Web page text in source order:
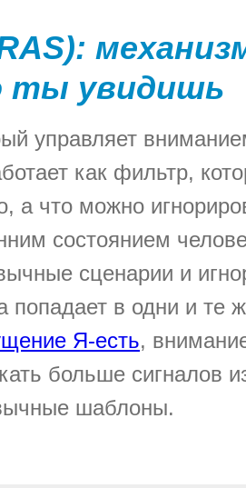
ты увидишь
управляет
как фильтр,
а что можно
состоянием
сценарии и
попадает в одни и те
Я-есть,
больше сигналов
шаблоны.